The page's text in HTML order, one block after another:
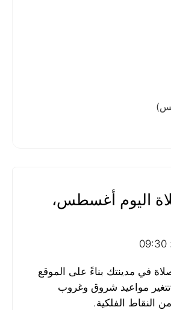
اليوم أغسطس،
في مدينتك بناءً على الموقع
مواعيد شروق وغروب
النقاط الفلكية.